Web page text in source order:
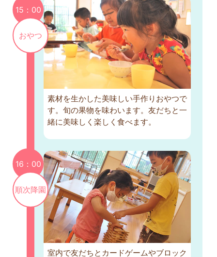
15：00
おやつ
素材を生かした美味しい手作りおやつで
す。旬の果物を味わいます。友だちと一
緒に美味しく楽しく食べます。
16：00
順次降園
室内で友だちとカードゲームやブロック